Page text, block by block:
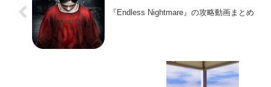
『Endless Nightmare』の攻略動画まとめ